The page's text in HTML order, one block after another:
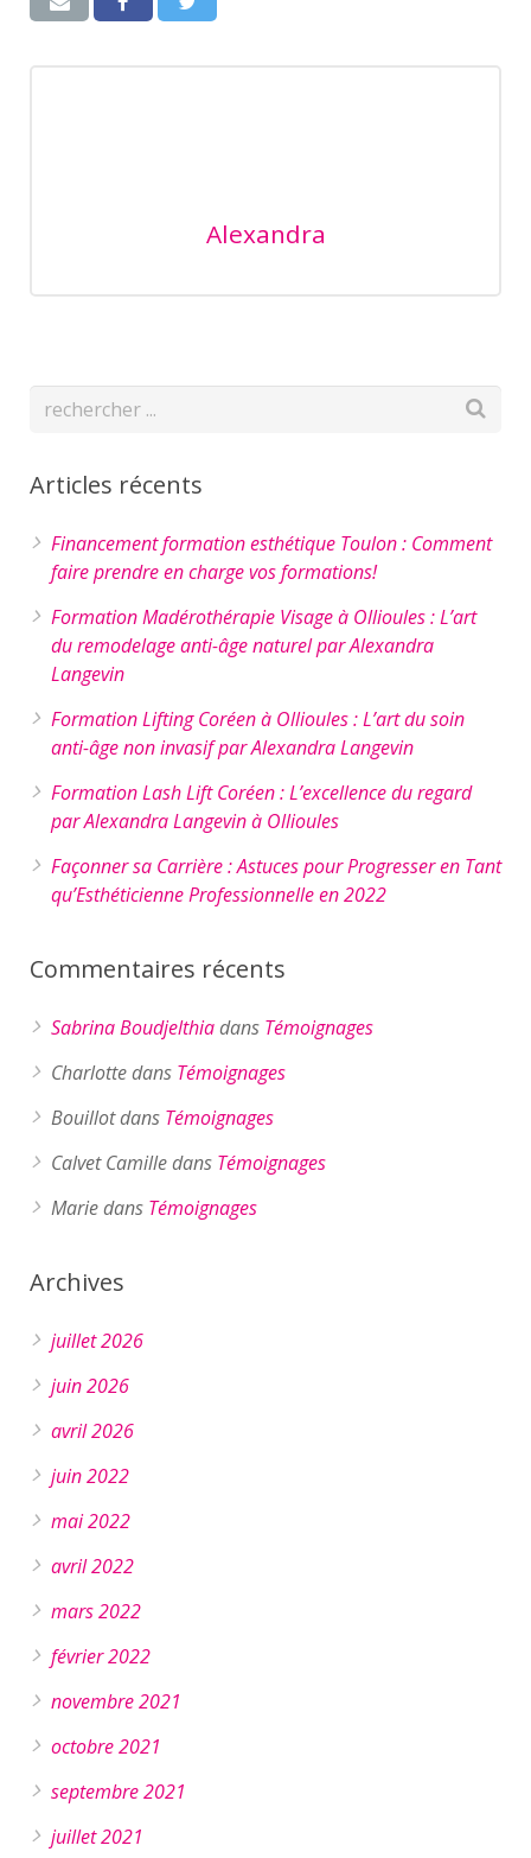
Alexandra
Articles récents
Financement formation esthétique Toulon : Comment
faire prendre en charge vos formations!
Formation Madérothérapie Visage à Ollioules : L’art
du remodelage anti-âge naturel par Alexandra
Langevin
Formation Lifting Coréen à Ollioules : L’art du soin
anti-âge non invasif par Alexandra Langevin
Formation Lash Lift Coréen : L’excellence du regard
par Alexandra Langevin à Ollioules
Façonner sa Carrière : Astuces pour Progresser en Tant
qu’Esthéticienne Professionnelle en 2022
Commentaires récents
Sabrina Boudjelthiadans Témoignages
Charlottedans Témoignages
Bouillotdans Témoignages
Calvet Camilledans Témoignages
Mariedans Témoignages
Archives
juillet 2026
juin 2026
avril 2026
juin 2022
mai 2022
avril 2022
mars 2022
février 2022
novembre 2021
octobre 2021
septembre 2021
juillet 2021